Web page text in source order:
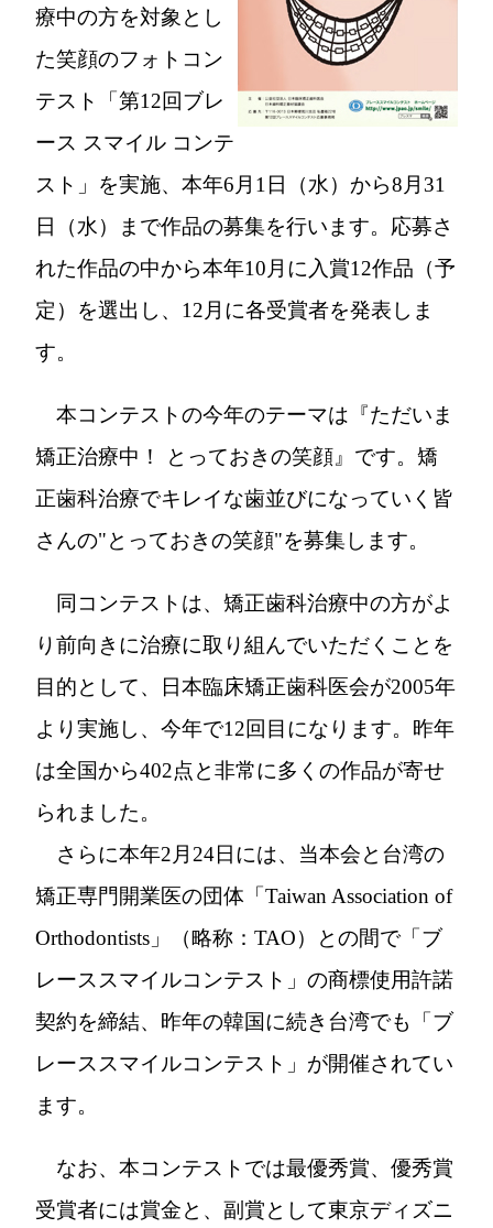
療中の方を対象とし
た笑顔のフォトコン
テスト「第12回ブレ
ース スマイル コンテ
スト」を実施、本年6月1日（水）から8月31
日（水）まで作品の募集を行います。応募さ
れた作品の中から本年10月に入賞12作品（予
定）を選出し、12月に各受賞者を発表しま
す。
本コンテストの今年のテーマは『ただいま
矯正治療中！ とっておきの笑顔』です。矯
正歯科治療でキレイな歯並びになっていく皆
さんの"とっておきの笑顔"を募集します。
同コンテストは、矯正歯科治療中の方がよ
り前向きに治療に取り組んでいただくことを
目的として、日本臨床矯正歯科医会が2005年
より実施し、今年で12回目になります。昨年
は全国から402点と非常に多くの作品が寄せ
られました。
さらに本年2月24日には、当本会と台湾の
矯正専門開業医の団体「Taiwan Association of
Orthodontists」（略称：TAO）との間で「ブ
レーススマイルコンテスト」の商標使用許諾
契約を締結、昨年の韓国に続き台湾でも「ブ
レーススマイルコンテスト」が開催されてい
ます。
なお、本コンテストでは最優秀賞、優秀賞
受賞者には賞金と、副賞として東京ディズニ